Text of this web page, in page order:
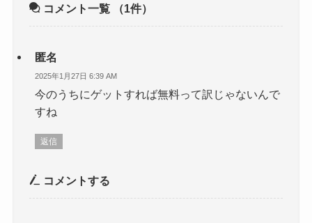
コメント一覧 （1件）
匿名
2025年1月27日 6:39 AM
今のうちにゲットすれば無料って訳じゃないんで
すね
返信
コメントする